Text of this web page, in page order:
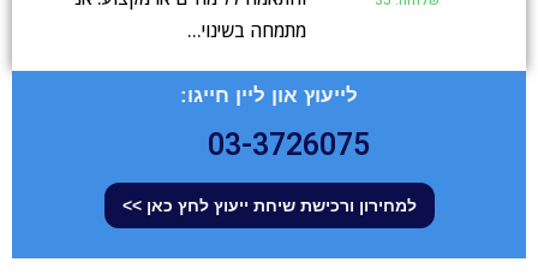
מתמחה בשינוי…
לייעוץ און ליין חייגו:
03-3726075
למחירון ורכישת שיחת ייעוץ לחץ כאן >>